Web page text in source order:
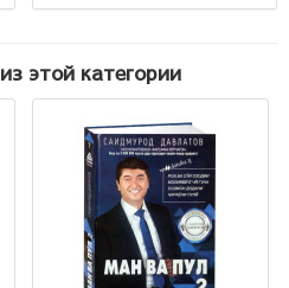
этой категории